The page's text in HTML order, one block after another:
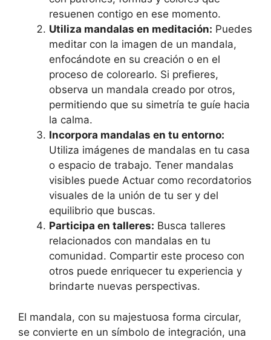
resuenen contigo en ese momento.
Utiliza mandalas en meditación: Puedes
meditar con la imagen de un mandala,
enfocándote en su creación o en el
proceso de colorearlo. Si prefieres,
observa un mandala creado por otros,
permitiendo que su simetría te guíe hacia
la calma.
Incorpora mandalas en tu entorno:
Utiliza imágenes de mandalas en tu casa
o espacio de trabajo. Tener mandalas
visibles puede Actuar como recordatorios
visuales de la unión de tu ser y del
equilibrio que buscas.
Participa en talleres: Busca talleres
relacionados con mandalas en tu
comunidad. Compartir este proceso con
otros puede enriquecer tu experiencia y
brindarte nuevas perspectivas.
El mandala, con su majestuosa forma circular,
se convierte en un símbolo de integración, una